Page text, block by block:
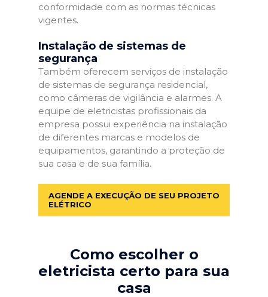
conformidade com as normas técnicas
vigentes.
Instalação de sistemas de
segurança
Também oferecem serviços de instalação
de sistemas de segurança residencial,
como câmeras de vigilância e alarmes. A
equipe de eletricistas profissionais da
empresa possui experiência na instalação
de diferentes marcas e modelos de
equipamentos, garantindo a proteção de
sua casa e de sua família.
AGENDE A EXECUÇÃO DE SEU PROJETO
ELÉTRICO
Como escolher o
eletricista certo para sua
casa